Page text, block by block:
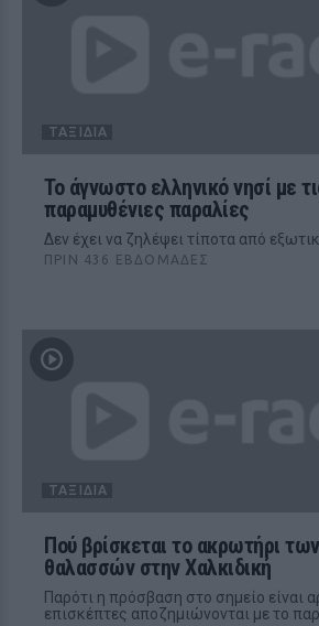
ΤΑΞΊΔΙΑ
Το άγνωστο ελληνικό νησί με
παραμυθένιες παραλίες
Δεν έχει να ζηλέψει τίποτα από
ΠΡΙΝ 436 ΕΒΔΟΜΆΔΕΣ
ΤΑΞΊΔΙΑ
Πού βρίσκεται το ακρωτήρι
θαλασσών στην Χαλκιδική
Παρότι η πρόσβαση στο σημείο είναι
επισκέπτες αποζημιώνονται με το